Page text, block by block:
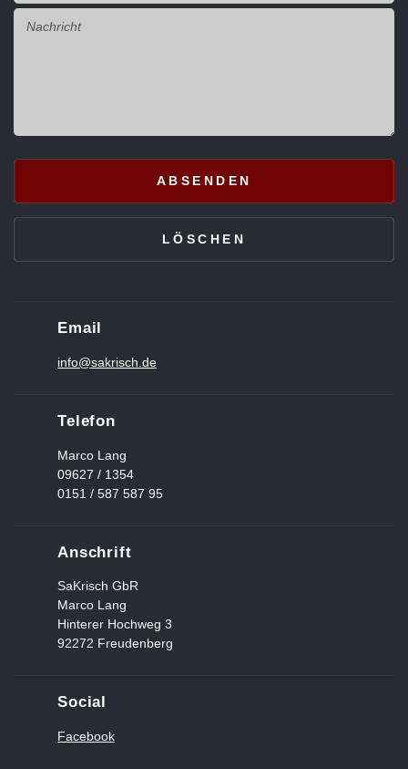
Email
info@sakrisch.de
Telefon
Marco Lang
09627 / 1354
0151 / 587 587 95
Anschrift
SaKrisch GbR
Marco Lang
Hinterer Hochweg 3
92272 Freudenberg
Social
Facebook